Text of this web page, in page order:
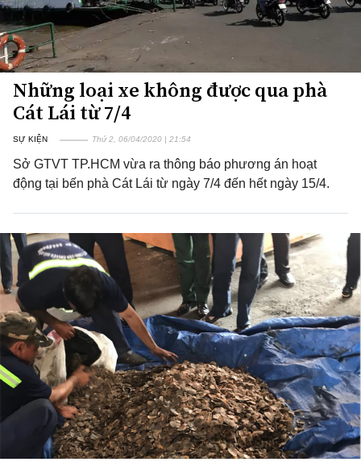
Những loại xe không được qua phà
Cát Lái từ 7/4
SỰ KIỆN Thứ 2, 06/04/2020 | 21:54
Sở GTVT TP.HCM vừa ra thông báo phương án hoạt
động tại bến phà Cát Lái từ ngày 7/4 đến hết ngày 15/4.